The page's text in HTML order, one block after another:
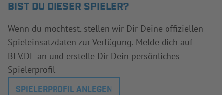
BIST DU DIESER SPIELER?
Wenn du möchtest, stellen wir Dir Deine offiziellen
Spieleinsatzdaten zur Verfügung. Melde dich auf
BFV.DE an und erstelle Dir Dein persönliches
Spielerprofil.
SPIELERPROFIL ANLEGEN